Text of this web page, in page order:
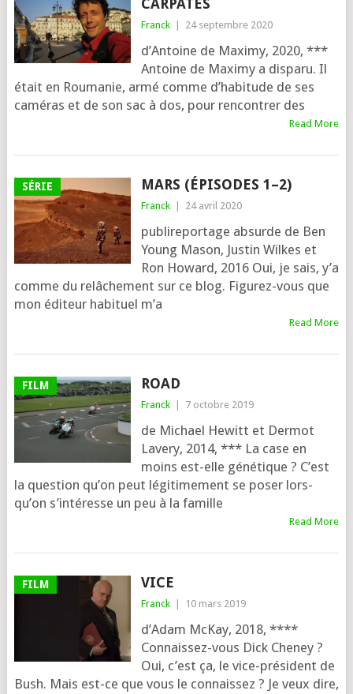
CARPATES
Franck 24 septembre 2020
d’Antoine de Maximy, 2020, ***
Antoine de Maximy a dis­pa­ru. Il
était en Roumanie, armé comme d’ha­bi­tude de ses
camé­ras et de son sac à dos, pour ren­con­trer des
Read More
SÉRIE MARS (ÉPISODES 1–2)
Franck 24 avril 2020
publi­re­por­tage absurde de Ben
Young Mason, Justin Wilkes et
Ron Howard, 2016 Oui, je sais, y’a
comme du relâ­che­ment sur ce blog. Figurez-vous que
mon édi­teur habi­tuel m’a
Read More
FILM ROAD
Franck 7 octobre 2019
de Michael Hewitt et Dermot
Lavery, 2014, *** La case en
moins est-elle génétique ? C’est
la ques­tion qu’on peut légi­ti­me­ment se poser lors­
qu’on s’in­té­resse un peu à la famille
Read More
FILM VICE
Franck 10 mars 2019
d’Adam McKay, 2018, ****
Connaissez-vous Dick Cheney ?
Oui, c’est ça, le vice-pré­sident de
Bush. Mais est-ce que vous le connais­sez ? Je veux dire,